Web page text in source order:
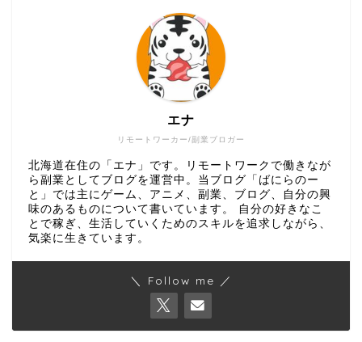
リモートワーカー/副業ブロガー
エナ
北海道在住の「エナ」です。リモートワークで働きなが
ら副業としてブログを運営中。当ブログ「ばにらのー
と」では主にゲーム、アニメ、副業、ブログ、自分の興
味のあるものについて書いています。 自分の好きなこ
とで稼ぎ、生活していくためのスキルを追求しながら、
気楽に生きています。
＼ Follow me ／